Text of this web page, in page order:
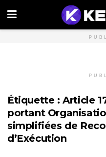
Étiquette :Article
portant
simplifiées de
d’Exécution